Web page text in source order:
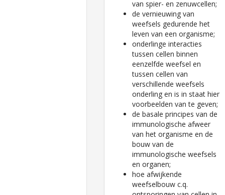
van spier- en zenuwcellen;
de vernieuwing van
weefsels gedurende het
leven van een organisme;
onderlinge interacties
tussen cellen binnen
eenzelfde weefsel en
tussen cellen van
verschillende weefsels
onderling en is in staat hier
voorbeelden van te geven;
de basale principes van de
immunologische afweer
van het organisme en de
bouw van de
immunologische weefsels
en organen;
hoe afwijkende
weefselbouw c.q.